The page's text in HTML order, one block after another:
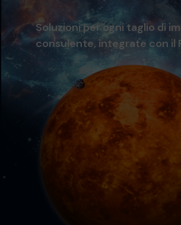
Soluzioni per ogni taglio di
consulente, integrate con il